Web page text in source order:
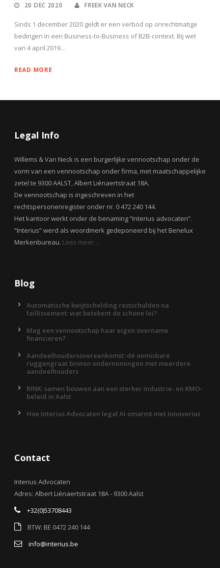
20 DEC 2020 FREEK VAN NECK
Sinds 1 december 2020 geldt er een verbod op onrechtmatige
bedingen in een Business-to-Business of B2B-context. Bij wet
van 4 april 2019...
READ MORE
Legal Info
Willems & Van Neck is een burgerlijke vennootschap onder de
vorm van een vennootschap onder firma, met maatschappelijke
zetel te 9300 AALST, Albert Liénaertstraat 18A.
De vennootschap is ingeschreven in het
rechtspersonenregister onder nr. 0 472 240 144.
Het kantoor werkt onder de benaming “Interius advocaten”.
“Interius” werd als woordmerk gedeponeerd bij het Benelux
Merkenbureau. Lees meer…
Blog
Automatische kwijtschelding restschulden na
faillissement: wat betekent de schone lei?
Mag een vennootschap haar eigen overname
financieren?
Aandeelhoudersovereenkomst: dé onmisbare
ruggengraat binnen ondernemingen met meerdere
aandeelhouders
RINK: samen bouwen aan een sterker industrie- en KMO-
beleid in Aalst
Hoe Interius Advocaten legal AI omarmt met Innoverius
Contact
Interius Advocaten
Adres: Albert Liénaertstraat 18A - 9300 Aalst
+32(0)53708443
BTW: BE 0472 240 144
info@interius.be